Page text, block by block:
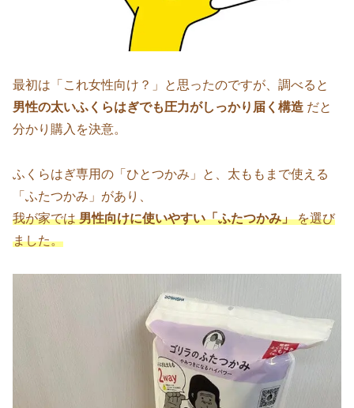
最初は「これ女性向け？」と思ったのですが、調べると
男性の太いふくらはぎでも圧力がしっかり届く構造 だと
分かり購入を決意。
ふくらはぎ専用の「ひとつかみ」と、太ももまで使える
「ふたつかみ」があり、
我が家では男性向けに使いやすい「ふたつかみ」を選び
ました。